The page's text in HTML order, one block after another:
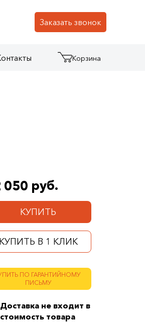
Заказать звонок
Корзина
050 руб.
КУПИТЬ
КУПИТЬ В 1 КЛИК
ПО ГАРАНТИЙНОМУ
ПИСЬМУ
Доставка не входит в
стоимость товара